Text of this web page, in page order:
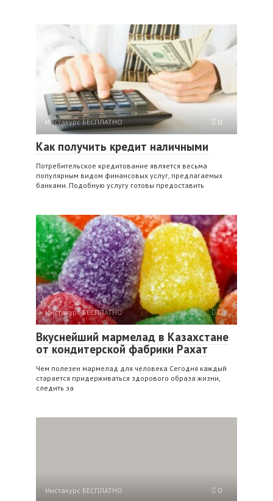
Инстакурс БЕСПЛАТНО 0
Как получить кредит наличными
Потребительское кредитование является весьма
популярным видом финансовых услуг, предлагаемых
банками. Подобную услугу готовы предоставить
Инстакурс БЕСПЛАТНО 0
Вкуснейший мармелад в Казахстане
от кондитерской фабрики Рахат
Чем полезен мармелад для человека Сегодня каждый
старается придерживаться здорового образа жизни,
следить за
Инстакурс БЕСПЛАТНО 0